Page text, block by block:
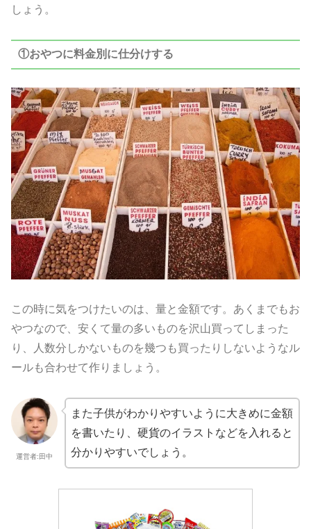
しょう。
①おやつに料金別に仕分けする
この時に気をつけたいのは、量と金額です。 あくまでもお
やつなので、 安くて量の多いものを沢山買ってしまった
り、
人数分しかないものを幾つも買ったりしないようなル
ールも合わせて作りましょう。
運営者:田中
また子供がわかりやすいように大きめに金額
を書いたり、 硬貨のイラストなどを入れると
分かりやすいでしょう。